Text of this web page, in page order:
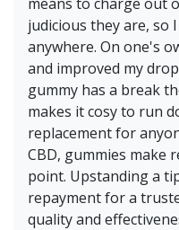
judicious they are, so
anywhere. On one's
and improved my
gummy has a break
makes it cosy to run
replacement for
CBD, gummies make
point. Upstanding a
repayment for a
quality and